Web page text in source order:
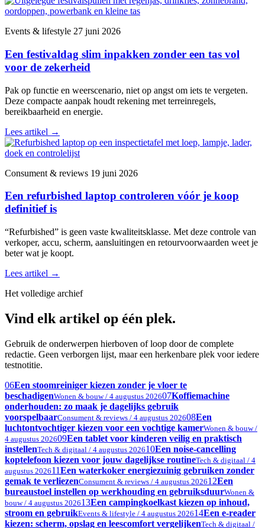
Events & lifestyle 27 juni 2026
Een festivaldag slim inpakken zonder een tas vol
voor de zekerheid
Pak op functie en weerscenario, niet op angst om iets te vergeten.
Deze compacte aanpak houdt rekening met terreinregels,
bereikbaarheid en energie.
Lees artikel →
Consument & reviews 19 juni 2026
Een refurbished laptop controleren vóór je koop
definitief is
“Refurbished” is geen vaste kwaliteitsklasse. Met deze controle van
verkoper, accu, scherm, aansluitingen en retourvoorwaarden weet je
beter wat je koopt.
Lees artikel →
Het volledige archief
Vind elk artikel op één plek.
Gebruik de onderwerpen hierboven of loop door de complete
redactie. Geen verborgen lijst, maar een herkenbare plek voor iedere
testnotitie.
06Een stoomreiniger kiezen zonder je vloer te
beschadigenWonen & bouw / 4 augustus 202607Koffiemachine
onderhouden: zo maak je dagelijks gebruik
voorspelbaarConsument & reviews / 4 augustus 202608Een
luchtontvochtiger kiezen voor een vochtige kamerWonen & bouw /
4 augustus 202609Een tablet voor kinderen veilig en praktisch
instellenTech & digitaal / 4 augustus 202610Een noise-cancelling
koptelefoon kiezen voor jouw dagelijkse routineTech & digitaal / 4
augustus 202611Een waterkoker energiezuinig gebruiken zonder
gemak te verliezenConsument & reviews / 4 augustus 202612Een
bureaustoel instellen op werkhouding en gebruiksduurWonen &
bouw / 4 augustus 202613Een campingkoelkast kiezen op inhoud,
stroom en gebruikEvents & lifestyle / 4 augustus 202614Een e-reader
kiezen: scherm, opslag en leescomfort vergelijkenTech & digitaal /